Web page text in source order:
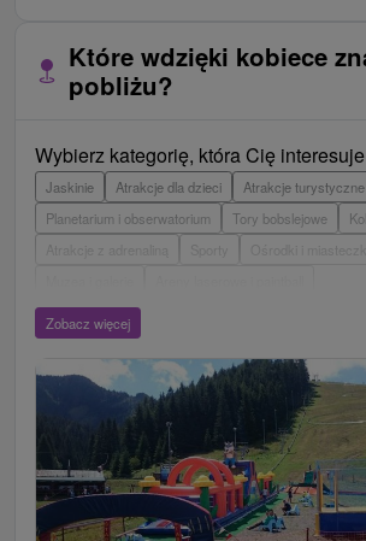
Które wdzięki kobiece
pobliżu?
Wybierz kategorię, która Cię interesuje
Jaskinie Atrakcje dla dzieci
Atrakcje turystyczne
Planetarium i obserwatorium
Tory bobslejowe
Atrakcje z adrenaliną
Wieże obserwacyjne i chodniki
Escaperoom
Ogrody botaniczne
Parki miejskie i zamkowe
Loty widokowe i rejsy wycieczkowe
Tarcze
Jeziora, jeziora, zbiorniki wodne
Zabytki techniki
Wodospady
Kościoły drewniane Źródła
Túry a turistické chodníky
Zamki Chaty górskie
Rafting, rafting, rafting
Obiekty architektoniczne
Zobacz więcej